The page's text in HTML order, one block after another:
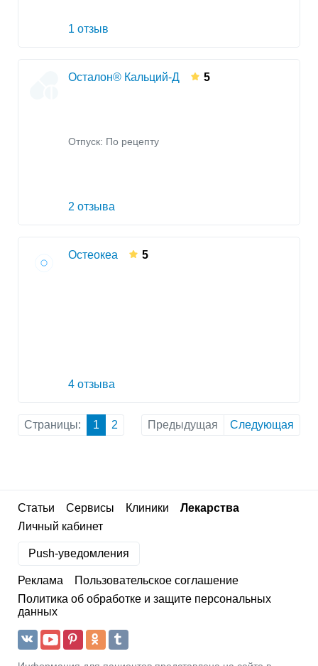
1 отзыв
Осталон® Кальций-Д 5
Отпуск: По рецепту
2 отзыва
Остеокеа 5
4 отзыва
Страницы: 1 2 Предыдущая Следующая
Статьи Сервисы Клиники
Лекарства
Личный кабинет
Push-уведомления
Реклама
Пользовательское соглашение
Политика об обработке и защите персональных
данных